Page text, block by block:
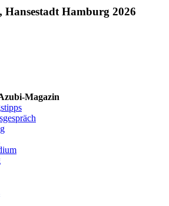
Hansestadt Hamburg 2026
Magazin